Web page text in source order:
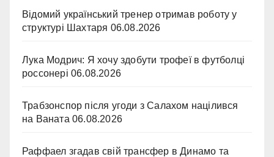
Відомий український тренер отримав роботу у
структурі Шахтаря 06.08.2026
Лука Модрич: Я хочу здобути трофеї в футболці
россонері 06.08.2026
Трабзонспор після угоди з Салахом націлився
на Ваната 06.08.2026
Раффаел згадав свій трансфер в Динамо та